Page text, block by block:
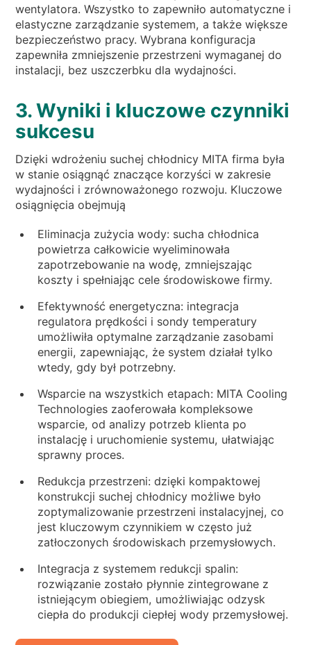
wentylatora. Wszystko to zapewniło automatyczne i
elastyczne zarządzanie systemem, a także większe
bezpieczeństwo pracy. Wybrana konfiguracja
zapewniła zmniejszenie przestrzeni wymaganej do
instalacji, bez uszczerbku dla wydajności.
3. Wyniki i kluczowe czynniki
sukcesu
Dzięki wdrożeniu suchej chłodnicy MITA firma była
w stanie osiągnąć znaczące korzyści w zakresie
wydajności i zrównoważonego rozwoju. Kluczowe
osiągnięcia obejmują
Eliminacja zużycia wody: sucha chłodnica
powietrza całkowicie wyeliminowała
zapotrzebowanie na wodę, zmniejszając
koszty i spełniając cele środowiskowe firmy.
Efektywność energetyczna: integracja
regulatora prędkości i sondy temperatury
umożliwiła optymalne zarządzanie zasobami
energii, zapewniając, że system działał tylko
wtedy, gdy był potrzebny.
Wsparcie na wszystkich etapach: MITA Cooling
Technologies zaoferowała kompleksowe
wsparcie, od analizy potrzeb klienta po
instalację i uruchomienie systemu, ułatwiając
sprawny proces.
Redukcja przestrzeni: dzięki kompaktowej
konstrukcji suchej chłodnicy możliwe było
zoptymalizowanie przestrzeni instalacyjnej, co
jest kluczowym czynnikiem w często już
zatłoczonych środowiskach przemysłowych.
Integracja z systemem redukcji spalin:
rozwiązanie zostało płynnie zintegrowane z
istniejącym obiegiem, umożliwiając odzysk
ciepła do produkcji ciepłej wody przemysłowej.